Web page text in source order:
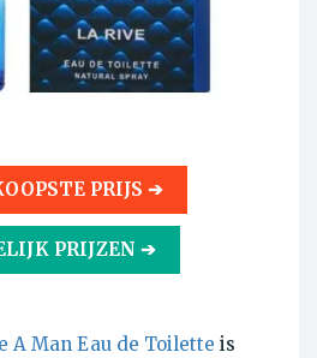
PRIJS ➔
PRIJZEN ➔
A Man Eau de Toilette is